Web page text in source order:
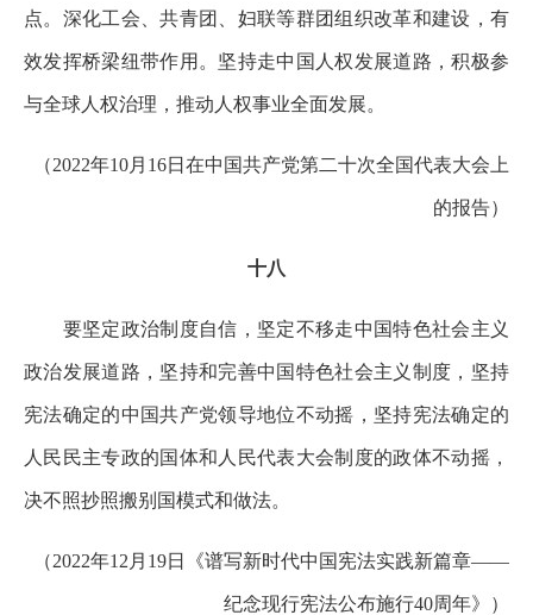
点。深化工会、共青团、妇联等群团组织改革和建设，有
效发挥桥梁纽带作用。坚持走中国人权发展道路，积极参
与全球人权治理，推动人权事业全面发展。
（2022年10月16日在中国共产党第二十次全国代表大会上
的报告）
十八
要坚定政治制度自信，坚定不移走中国特色社会主义
政治发展道路，坚持和完善中国特色社会主义制度，坚持
宪法确定的中国共产党领导地位不动摇，坚持宪法确定的
人民民主专政的国体和人民代表大会制度的政体不动摇，
决不照抄照搬别国模式和做法。
（2022年12月19日《谱写新时代中国宪法实践新篇章——
纪念现行宪法公布施行40周年》）